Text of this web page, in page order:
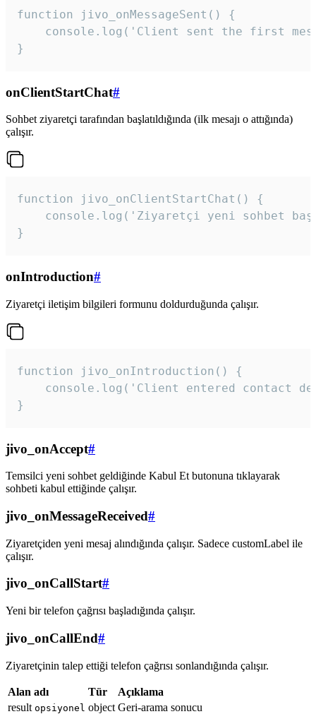
function jivo_onMessageSent() {
console.log('Client sent the first
}
onClientStartChat#
Sohbet ziyaretçi tarafından başlatıldığında (ilk mesajı o attığında)
çalışır.
function jivo_onClientStartChat() {
console.log('Ziyaretçi yeni sohbet
}
onIntroduction#
Ziyaretçi iletişim bilgileri formunu doldurduğunda çalışır.
function jivo_onIntroduction() {
console.log('Client entered contact
}
jivo_onAccept#
Temsilci yeni sohbet geldiğinde Kabul Et butonuna tıklayarak
sohbeti kabul ettiğinde çalışır.
jivo_onMessageReceived#
Ziyaretçiden yeni mesaj alındığında çalışır. Sadece customLabel ile
çalışır.
jivo_onCallStart#
Yeni bir telefon çağrısı başladığında çalışır.
jivo_onCallEnd#
Ziyaretçinin talep ettiği telefon çağrısı sonlandığında çalışır.
Alan adı Tür
Açıklama
result opsiyonel object Geri-arama sonucu